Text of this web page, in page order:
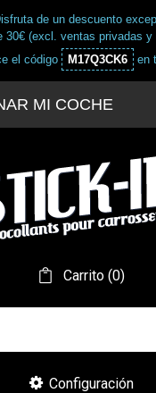
de un descuento
30€ (excl. ventas privadas y
el código
M17Q3CK6 en
MI COCHE
Carrito (0)
Configuración